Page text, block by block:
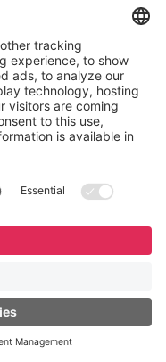
permite
e
à cadeia,